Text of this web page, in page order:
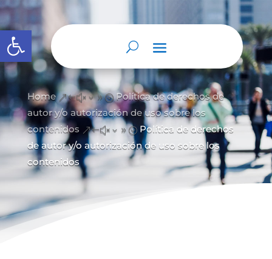
Abrir barra de herramientas
Home &#x39; Política de derechos de
autor y/o autorización de uso sobre los
contenidos &#x39; Política de derechos
de autor y/o autorización de uso sobre los
contenidos